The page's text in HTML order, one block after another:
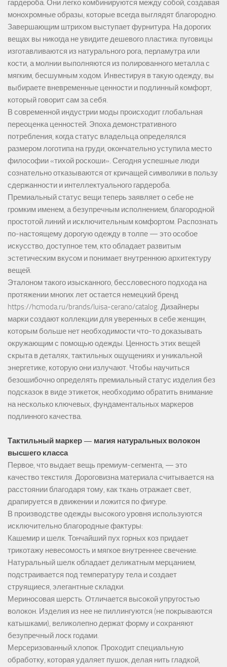
гардероба. Они легко комбинируются между собой, создавая
монохромные образы, которые всегда выглядят благородно.
Завершающим штрихом выступает фурнитура. На дорогих
вещах вы никогда не увидите дешевого пластика: пуговицы
изготавливаются из натурального рога, перламутра или
кости, а молнии выполняются из полированного металла с
мягким, бесшумным ходом. Инвестируя в такую одежду, вы
выбираете вневременные ценности и подлинный комфорт,
который говорит сам за себя.
В современной индустрии моды происходит глобальная
переоценка ценностей. Эпоха демонстративного
потребления, когда статус владельца определялся
размером логотипа на груди, окончательно уступила место
философии «тихой роскоши». Сегодня успешные люди
сознательно отказываются от кричащей символики в пользу
сдержанности и интеллектуального гардероба.
Премиальный статус вещи теперь заявляет о себе не
громким именем, а безупречным исполнением, благородной
простотой линий и исключительным комфортом. Распознать
по-настоящему дорогую одежду в толпе — это особое
искусство, доступное тем, кто обладает развитым
эстетическим вкусом и понимает внутреннюю архитектуру
вещей.
Эталоном такого изысканного, бессловесного подхода на
протяжении многих лет остается немецкий бренд
https://hcmoda.ru/brands/luisa-cerano/catalog. Дизайнеры
марки создают коллекции для уверенных в себе женщин,
которым больше нет необходимости что-то доказывать
окружающим с помощью одежды. Ценность этих вещей
скрыта в деталях, тактильных ощущениях и уникальной
энергетике, которую они излучают. Чтобы научиться
безошибочно определять премиальный статус изделия без
подсказок в виде этикеток, необходимо обратить внимание
на несколько ключевых, фундаментальных маркеров
подлинного качества.
Тактильный маркер — магия натуральных волокон
высшего класса
Первое, что выдает вещь премиум-сегмента, — это
качество текстиля. Дороговизна материала считывается на
расстоянии благодаря тому, как ткань отражает свет,
драпируется в движении и ложится по фигуре.
В производстве одежды высокого уровня используются
исключительно благородные фактуры:
Кашемир и шелк. Тончайший пух горных коз придает
трикотажу невесомость и мягкое внутреннее свечение.
Натуральный шелк обладает деликатным мерцанием,
подстраивается под температуру тела и создает
струящиеся, элегантные складки.
Мериносовая шерсть. Отличается высокой упругостью
волокон. Изделия из нее не пиллингуются (не покрываются
катышками), великолепно держат форму и сохраняют
безупречный лоск годами.
Мерсеризованный хлопок. Проходит специальную
обработку, которая удаляет пушок, делая нить гладкой,